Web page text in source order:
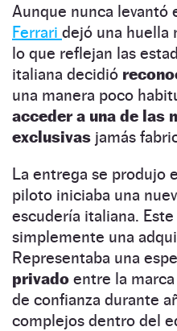
Aunque nunca levantó
Ferrari dejó una huella
lo que reflejan las
italiana decidió
una manera poco
acceder a una de las
exclusivas jamás
La entrega se produjo
piloto iniciaba una
escudería italiana.
simplemente una
Representaba una
privado entre la
de confianza durante
complejos dentro del